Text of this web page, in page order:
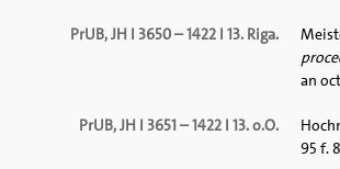
PrUB, JH I 3650 – 1422 I 13. Riga.
an
PrUB, JH I 3651 – 1422 I 13. o.O.
95 f.